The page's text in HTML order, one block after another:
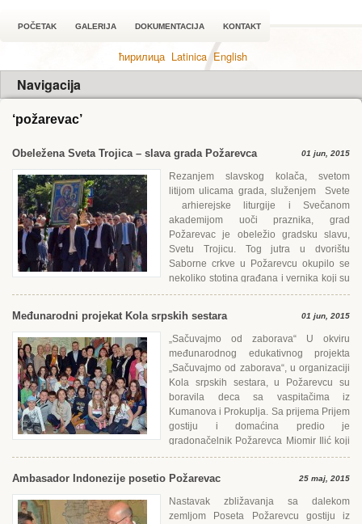
POČETAK GALERIJA DOKUMENTACIJA KONTAKT
ћирилица Latinica English
Navigacija
‘požarevac’
Obeležena Sveta Trojica – slava grada Požarevca 01 jun, 2015
Rezanjem slavskog kolača, svetom
litijom ulicama grada, služenjem Svete
arhierejske liturgije i Svečanom
akademijom uoči praznika, grad
Požarevac je obeležio gradsku slavu,
Svetu Trojicu. Tog jutra u dvorištu
Saborne crkve u Požarevcu okupilo se
nekoliko stotina građana i vernika koji su
od osam časova učestvovali...
Međunarodni projekat Kola srpskih sestara 01 jun, 2015
„Sačuvajmo od zaborava“ U okviru
međunarodnog edukativnog projekta
„Sačuvajmo od zaborava“, u organizaciji
Kola srpskih sestara, u Požarevcu su
boravila deca sa vaspitačima iz
Kumanova i Prokuplja. Sa prijema Prijem
gostiju i domaćina predio je
gradonačelnik Požarevca Miomir Ilić koji
je...
Ambasador Indonezije posetio Požarevac 25 maj, 2015
Nastavak zbližavanja sa dalekom
zemljom Poseta Požarevcu gostiju iz